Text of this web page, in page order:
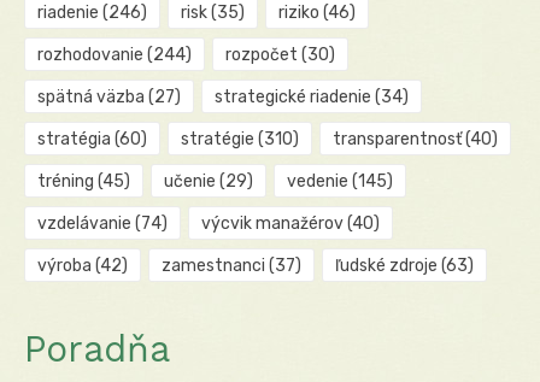
riadenie (246) risk(35) riziko (46)
rozhodovanie (244) rozpočet (30)
spätná väzba (27) strategické riadenie (34)
stratégia (60) stratégie (310) transparentnosť(40)
tréning (45) učenie (29) vedenie (145)
vzdelávanie (74) výcvik manažérov(40)
výroba (42) zamestnanci (37) ľudské zdroje (63)
Poradňa